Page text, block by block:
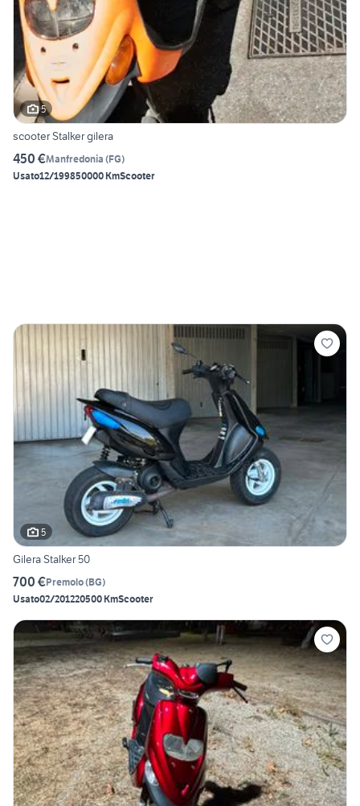
5
scooter Stalker gilera
450 €Manfredonia (FG)
Usato12/199850000 KmScooter
5
Gilera Stalker 50
700 €Premolo(BG)
Usato02/201220500 KmScooter